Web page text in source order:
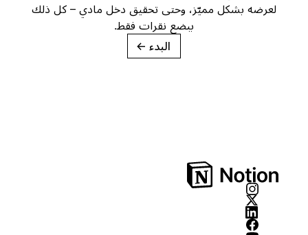
لعرضه بشكل مميّز، وحتى تحقيق دخل مادي – كل ذلك
ببضع نقرات فقط.
→